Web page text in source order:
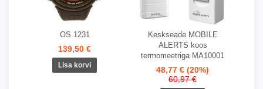
OS 1231
139,50 €
Keskseade MOBILE
ALERTS koos
termomeetriga MA10001
48,77 € (20%)
60,97 €